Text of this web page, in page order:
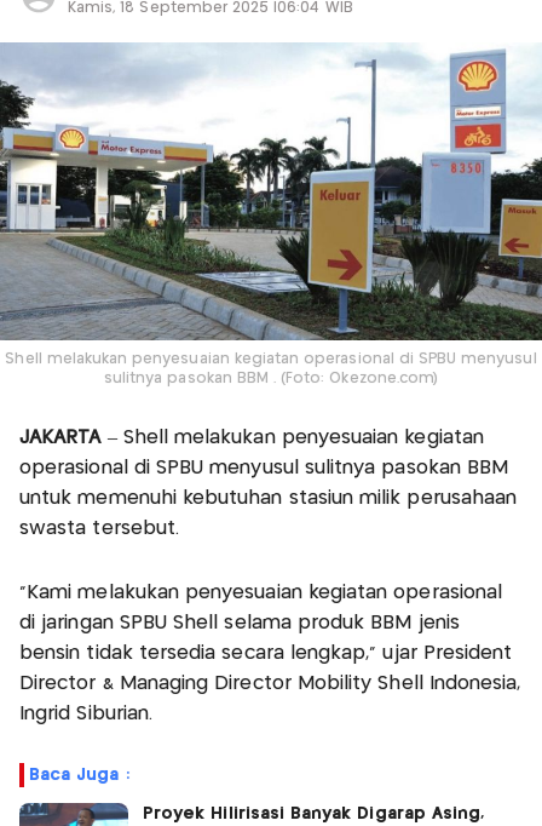
Kamis, 18 September 2025 |06:04 WIB
Shell melakukan penyesuaian kegiatan operasional di SPBU menyusul
sulitnya pasokan BBM . (Foto: Okezone.com)
JAKARTA– Shell melakukan penyesuaian kegiatan
operasional di SPBU menyusul sulitnya pasokan BBM
untuk memenuhi kebutuhan stasiun milik perusahaan
swasta tersebut.
"Kami melakukan penyesuaian kegiatan operasional
di jaringan SPBU Shell selama produk BBM jenis
bensin tidak tersedia secara lengkap," ujar President
Director & Managing Director Mobility Shell Indonesia,
Ingrid Siburian.
Baca Juga :
Proyek Hilirisasi Banyak Digarap Asing,